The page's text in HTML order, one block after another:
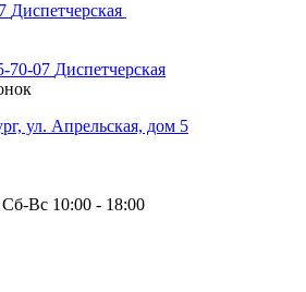
Диспетчерская
70-07 Диспетчерская
ул. Апрельская, дом 5
Вс 10:00 - 18:00